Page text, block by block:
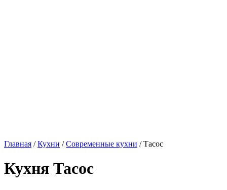
Главная /Кухни /Современные кухни / Тасос
Кухня Тасос